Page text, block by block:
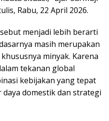
Rabu, 22 April 2026.
menjadi lebih berarti
masih merupakan
minyak. Karena
tekanan global
kebijakan yang tepat
domestik dan strategi